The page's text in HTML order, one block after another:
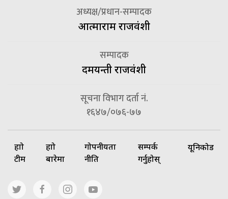
अध्यक्ष/प्रधान-सम्पादक
आत्माराम राजवंशी
सम्पादक
दमयन्ती राजवंशी
सूचना विभाग दर्ता नं.
१६४७/०७६-७७
हाम्रो
टीम
हाम्रो
बारेमा
गोपनीयता
नीति
सम्पर्क
गर्नुहोस्
यूनिकोड